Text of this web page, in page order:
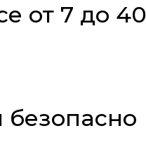
от 7 до 40
безопасно